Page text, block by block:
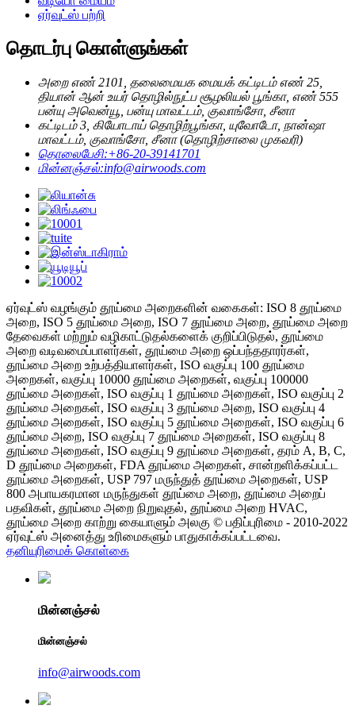
ஏர்வுட்ஸ் பற்றி
தொடர்பு கொள்ளுங்கள்
அறை எண் 2101, தலைமையக மையக் கட்டிடம் எண் 25,
தியான் ஆன் உயர் தொழில்நுட்ப சூழலியல் பூங்கா, எண் 555
பன்யு அவென்யூ, பன்யு மாவட்டம், குவாங்சோ, சீனா
கட்டிடம் 3, கியோடாய் தொழிற்பூங்கா, யுவோடோ, நான்ஷா
மாவட்டம், குவாங்சோ, சீனா (தொழிற்சாலை முகவரி)
தொலைபேசி:+86-20-39141701
மின்னஞ்சல்:info@airwoods.com
ஏர்வுட்ஸ் வழங்கும் தூய்மை அறைகளின் வகைகள்: ISO 8 தூய்மை
அறை, ISO 5 தூய்மை அறை, ISO 7 தூய்மை அறை, தூய்மை அறை
தேவைகள் மற்றும் வழிகாட்டுதல்களைக் குறிப்பிடுதல், தூய்மை
அறை வடிவமைப்பாளர்கள், தூய்மை அறை ஒப்பந்ததாரர்கள்,
தூய்மை அறை உற்பத்தியாளர்கள், ISO வகுப்பு 100 தூய்மை
அறைகள், வகுப்பு 10000 தூய்மை அறைகள், வகுப்பு 100000
தூய்மை அறைகள், ISO வகுப்பு 1 தூய்மை அறைகள், ISO வகுப்பு 2
தூய்மை அறைகள், ISO வகுப்பு 3 தூய்மை அறை, ISO வகுப்பு 4
தூய்மை அறைகள், ISO வகுப்பு 5 தூய்மை அறைகள், ISO வகுப்பு 6
தூய்மை அறை, ISO வகுப்பு 7 தூய்மை அறைகள், ISO வகுப்பு 8
தூய்மை அறைகள், ISO வகுப்பு 9 தூய்மை அறைகள், தரம் A, B, C,
D தூய்மை அறைகள், FDA தூய்மை அறைகள், சான்றளிக்கப்பட்ட
தூய்மை அறைகள், USP 797 மருந்துத் தூய்மை அறைகள், USP
800 அபாயகரமான மருந்துகள் தூய்மை அறை, தூய்மை அறைப்
பதவிகள், தூய்மை அறை நிறுவுதல், தூய்மை அறை HVAC,
தூய்மை அறை காற்று கையாளும் அலகு © பதிப்புரிமை - 2010-2022
ஏர்வுட்ஸ் அனைத்து உரிமைகளும் பாதுகாக்கப்பட்டவை.
தனியுரிமைக் கொள்கை
மின்னஞ்சல்
மின்னஞ்சல்
info@airwoods.com